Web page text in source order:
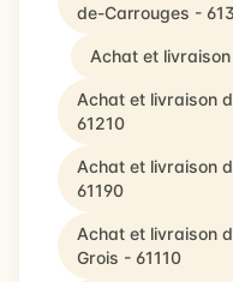
de-Carrouges -
Achat et
Achat et livraison
61210
Achat et livraison
61190
Achat et livraison
Grois - 61110